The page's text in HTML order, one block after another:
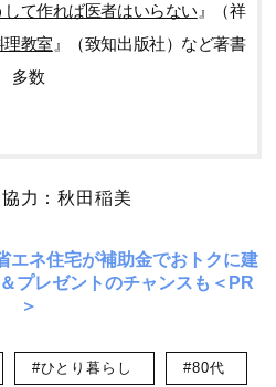
して作れば医者はいらない』（祥
理教室』（致知出版社）など著書
多数
協力：秋田稲美
エネ住宅が補助金でおトクに建
プレゼントのチャンスも＜PR
＞
#ひとり暮らし #80代